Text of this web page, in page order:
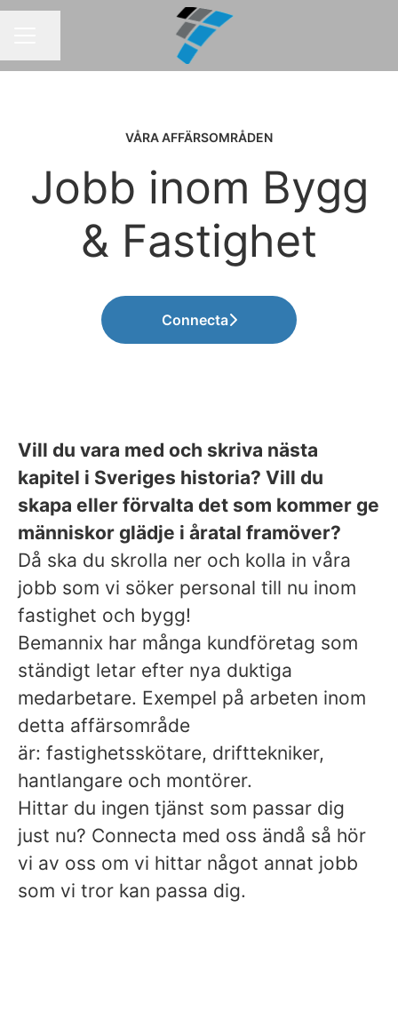
VÅRA AFFÄRSOMRÅDEN
Jobb inom Bygg
& Fastighet
Connecta
Vill du vara med och skriva nästa
kapitel i Sveriges historia? Vill du
skapa eller förvalta det som kommer ge
människor glädje i åratal framöver?
Då ska du skrolla ner och kolla in våra
jobb som vi söker personal till nu inom
fastighet och bygg!
Bemannix har många kundföretag som
ständigt letar efter nya duktiga
medarbetare. Exempel på arbeten inom
detta affärsområde
är: fastighetsskötare, drifttekniker,
hantlangare och montörer.
Hittar du ingen tjänst som passar dig
just nu? Connecta med oss ändå så hör
vi av oss om vi hittar något annat jobb
som vi tror kan passa dig.